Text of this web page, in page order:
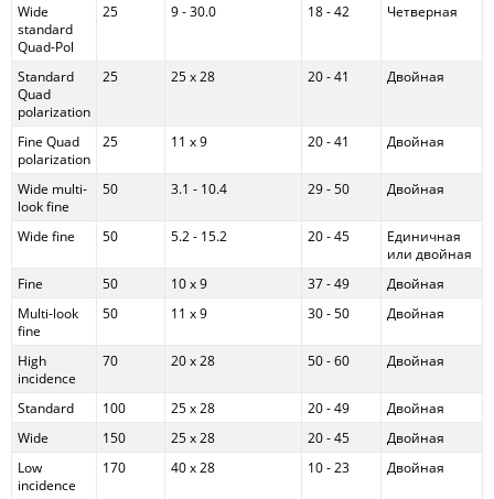
Wide
standard
Quad-Pol
25 9 - 30.0 18 - 42 Четверная
Standard
Quad
polarization
25 25 x 28 20 - 41 Двойная
Fine Quad
polarization
25 11 x 9 20 - 41 Двойная
Wide multi-
look fine
50 3.1 - 10.4 29 - 50 Двойная
Wide fine 50 5.2 - 15.2 20 - 45
Единичная
или двойная
Fine
50 10 x 9 37 - 49
Двойная
Multi-look
fine
50 11 x 9 30 - 50 Двойная
High
incidence
70 20 x 28 50 - 60 Двойная
Standard 100 25 x 28 20 - 49
Двойная
Wide
150 25 x 28 20 - 45
Двойная
Low
incidence
170 40 x 28 10 - 23 Двойная